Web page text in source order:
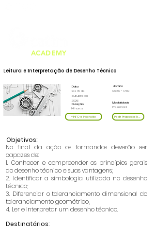
ACADEMY
Leitura e Interpretação de Desenho Técnico
Data
13 e 15 de
outubro de
2026
Duração
14 horas
+INFO e Inscrição
Horário
09:30 - 17:30
Modalidade
Presencial
Pedir Proposta à Medida
Objetivos:
No final da ação os formandos deverão ser
capazes de:
1. Conhecer e compreender os princípios gerais
do desenho técnico e suas vantagens;
2. Identificar a simbologia utilizada no desenho
técnico;
3. Diferenciar o toleranciamento dimensional do
toleranciamento geométrico;
4. Ler e interpretar um desenho técnico.
Destinatários: